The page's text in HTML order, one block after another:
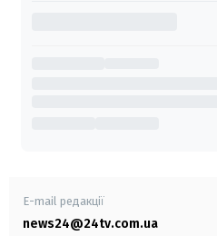
E-mail редакції
news24@24tv.com.ua